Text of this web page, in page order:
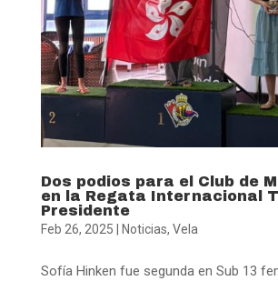
Dos podios para el Club de
en la Regata Internacional
Presidente
Feb 26, 2025 Noticias, Vela
Sofía Hinken fue segunda en Sub 13